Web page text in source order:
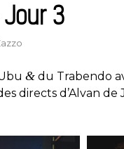
3
& du Trabendo
directs d’Alvan de